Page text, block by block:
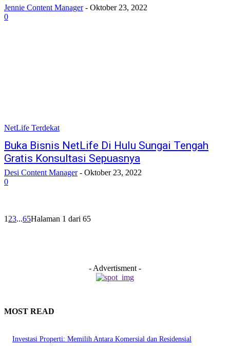
Jennie Content Manager - Oktober 23, 2022
0
NetLife Terdekat
Buka Bisnis NetLife Di Hulu Sungai Tengah
Gratis Konsultasi Sepuasnya
Desi Content Manager - Oktober 23, 2022
0
1 23...65Halaman 1 dari 65
- Advertisment -
MOST READ
Investasi Properti: Memilih Antara Komersial dan Residensial